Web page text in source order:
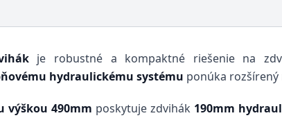
je robustné a kompaktné riešenie na
hydraulickému systému ponúka rozšírený
výškou 490mm poskytuje zdvihák 190mm